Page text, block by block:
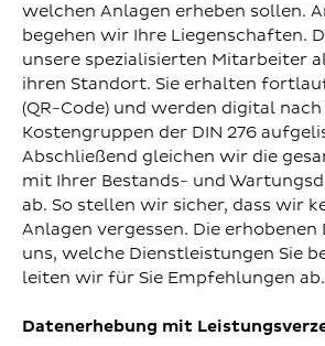
welchen Anlagen erheben sollen.
begehen wir Ihre Liegenschaften.
unsere spezialisierten Mitarbeiter
ihren Standort. Sie erhalten
(QR-Code) und werden digital nach
Kostengruppen der DIN 276
Abschließend gleichen wir die
mit Ihrer Bestands- und
ab. So stellen wir sicher, dass wir
Anlagen vergessen. Die erhobenen
uns, welche Dienstleistungen Sie
leiten wir für Sie Empfehlungen ab.
Datenerhebung mit